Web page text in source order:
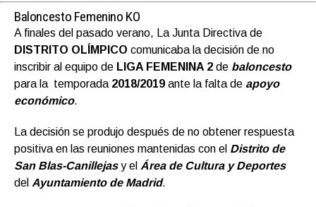
Baloncesto Femenino KO
A finales del pasado verano, La Junta Directiva de
DISTRITO OLÍMPICO comunicaba la decisión de no
inscribir al equipo de LIGA FEMENINA 2 de baloncesto
para la temporada 2018/2019 ante la falta de apoyo
económico.
La decisión se produjo después de no obtener respuesta
positiva en las reuniones mantenidas con el Distrito de
San Blas-Canillejasy el Área de Cultura y Deportes
del Ayuntamiento de Madrid.